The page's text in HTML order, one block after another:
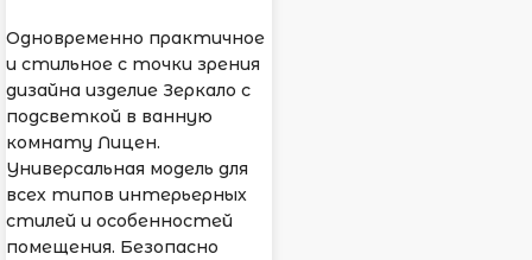
Одновременно практичное
и стильное с точки зрения
дизайна изделие Зеркало с
подсветкой в ванную
комнату Лицен.
Универсальная модель для
всех типов интерьерных
стилей и особенностей
помещения. Безопасно